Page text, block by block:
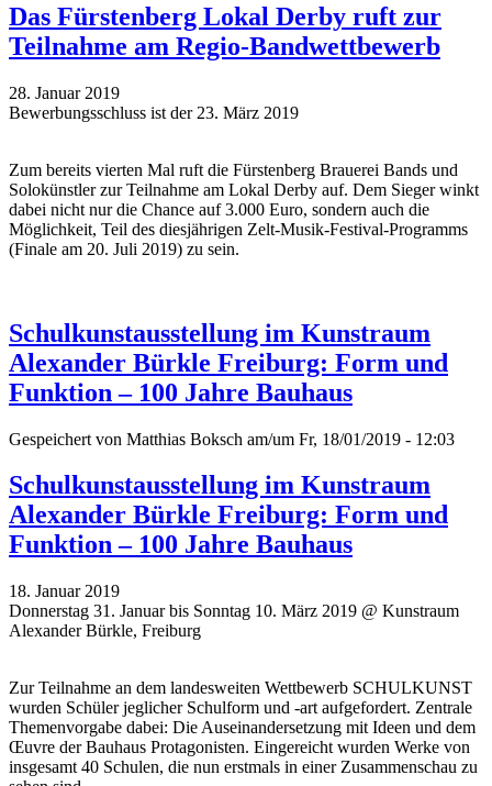
Das Fürstenberg Lokal Derby ruft zur
Teilnahme am Regio-Bandwettbewerb
28. Januar 2019
Bewerbungsschluss ist der 23. März 2019
Zum bereits vierten Mal ruft die Fürstenberg Brauerei Bands und
Solokünstler zur Teilnahme am Lokal Derby auf. Dem Sieger winkt
dabei nicht nur die Chance auf 3.000 Euro, sondern auch die
Möglichkeit, Teil des diesjährigen Zelt-Musik-Festival-Programms
(Finale am 20. Juli 2019) zu sein.
Schulkunstausstellung im Kunstraum
Alexander Bürkle Freiburg: Form und
Funktion – 100 Jahre Bauhaus
Gespeichert von Matthias Boksch am/um Fr, 18/01/2019 - 12:03
Schulkunstausstellung im Kunstraum
Alexander Bürkle Freiburg: Form und
Funktion – 100 Jahre Bauhaus
18. Januar 2019
Donnerstag 31. Januar bis Sonntag 10. März 2019 @ Kunstraum
Alexander Bürkle, Freiburg
Zur Teilnahme an dem landesweiten Wettbewerb SCHULKUNST
wurden Schüler jeglicher Schulform und -art aufgefordert. Zentrale
Themenvorgabe dabei: Die Auseinandersetzung mit Ideen und dem
Œuvre der Bauhaus Protagonisten. Eingereicht wurden Werke von
insgesamt 40 Schulen, die nun erstmals in einer Zusammenschau zu